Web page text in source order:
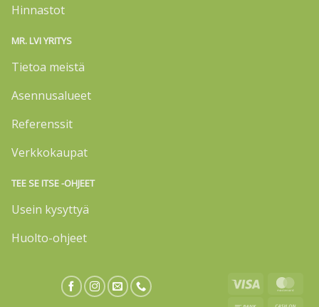
Hinnastot
MR. LVI YRITYS
Tietoa meistä
Asennusalueet
Referenssit
Verkkokaupat
TEE SE ITSE -OHJEET
Usein kysyttyä
Huolto-ohjeet
Visa